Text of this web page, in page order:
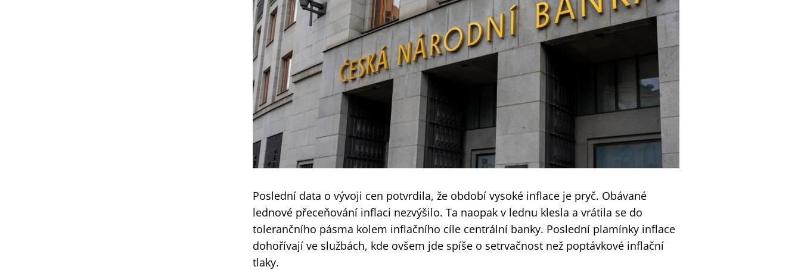
Poslední data o vývoji cen potvrdila, že období vysoké inflace je pryč. Obávané
lednové přeceňování inflaci nezvýšilo. Ta naopak v lednu klesla a vrátila se do
tolerančního pásma kolem inflačního cíle centrální banky. Poslední plamínky inflace
dohořívají ve službách, kde ovšem jde spíše o setrvačnost než poptávkové inflační
tlaky.